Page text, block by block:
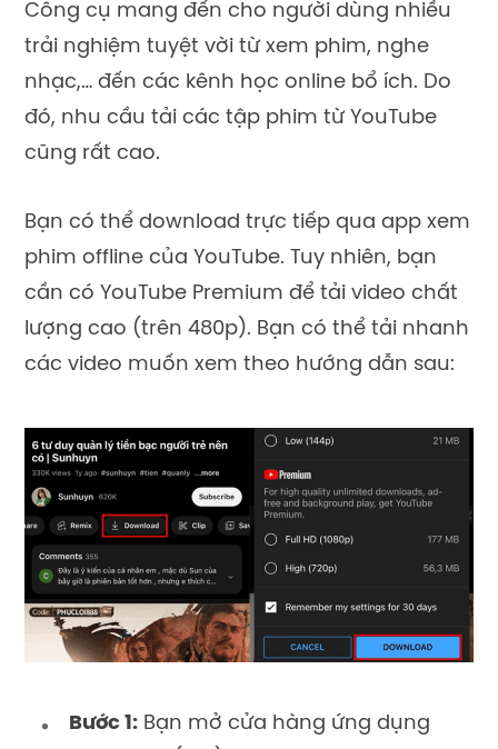
Công cụ mang đến cho người dùng nhiều
trải nghiệm tuyệt vời từ xem phim, nghe
nhạc,… đến các kênh học online bổ ích. Do
đó, nhu cầu tải các tập phim từ YouTube
cũng rất cao.
Bạn có thể download trực tiếp qua app xem
phim offline của YouTube. Tuy nhiên, bạn
cần có YouTube Premium để tải video chất
lượng cao (trên 480p). Bạn có thể tải nhanh
các video muốn xem theo hướng dẫn sau:
Bước 1: Bạn mở cửa hàng ứng dụng